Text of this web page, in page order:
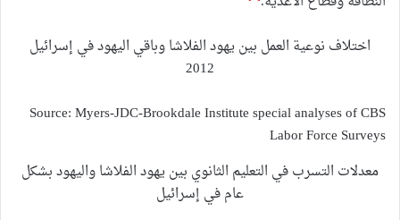
اختلاف نوعية العمل بين يهود الفلاشا وباقي اليهود في إسرائيل
2012
Source: Myers-JDC-Brookdale Institute special analyses of CBS
Labor Force Surveys
معدلات التسرب في التعليم الثانوي بين يهود الفلاشا واليهود بشكل
عام في إسرائيل